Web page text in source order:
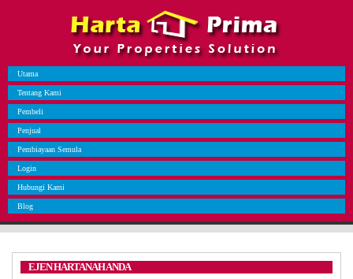
Utama
Tentang Kami
Pembeli
Penjual
Pembiayaan Semula
Login
Hubungi Kami
Blog
EJEN HARTANAH ANDA